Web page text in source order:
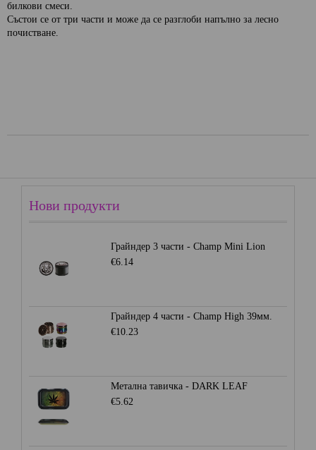
билкови смеси.
Състои се от три части и може да се разглоби напълно за лесно
почистване.
Нови продукти
Грайндер 3 части - Champ Mini Lion
€6.14
Грайндер 4 части - Champ High 39мм.
€10.23
Метална тавичка - DARK LEAF
€5.62